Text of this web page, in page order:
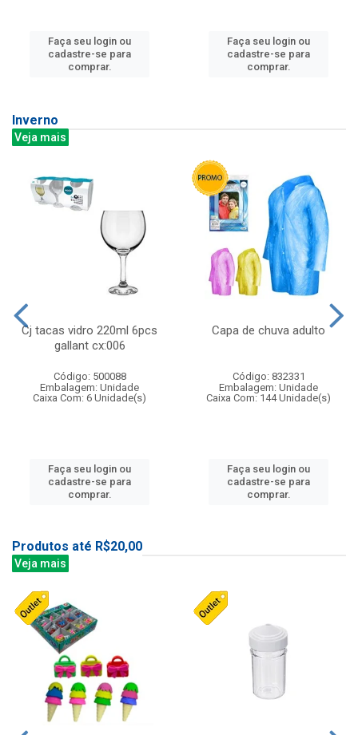
Faça seu login ou
cadastre-se para
comprar.
Faça seu login ou
cadastre-se para
comprar.
Inverno
Veja mais
Cj tacas vidro 220ml 6pcs
gallant cx:006
Código: 500088
Embalagem: Unidade
Caixa Com: 6 Unidade(s)
Faça seu login ou
cadastre-se para
comprar.
Capa de chuva adulto
Código: 832331
Embalagem: Unidade
Caixa Com: 144 Unidade(s)
Faça seu login ou
cadastre-se para
comprar.
Produtos até R$20,00
Veja mais